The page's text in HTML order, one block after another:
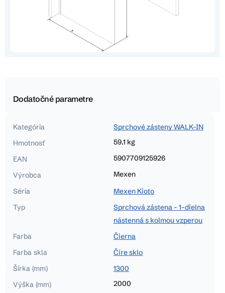
Dodatočné parametre
Kategória
Sprchové zásteny WALK-IN
Hmotnosť
59.1 kg
EAN
5907709125926
Výrobca
Mexen
Séria
Mexen Kioto
Typ
Sprchová zástena - 1-dielna
nástenná s kolmou vzperou
Farba
Čierna
Farba skla
Číre sklo
Šírka (mm)
1300
Výška (mm)
2000